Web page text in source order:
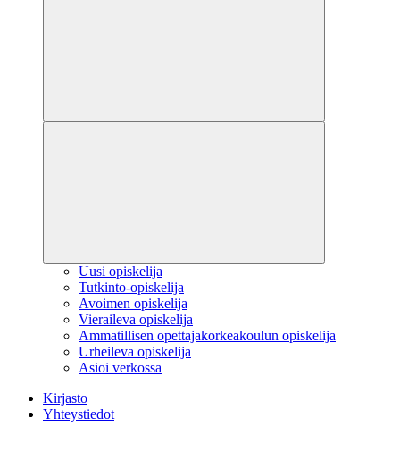
Uusi opiskelija
Tutkinto-opiskelija
Avoimen opiskelija
Vieraileva opiskelija
Ammatillisen opettajakorkeakoulun opiskelija
Urheileva opiskelija
Asioi verkossa
Kirjasto
Yhteystiedot